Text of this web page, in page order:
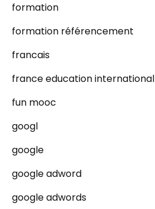
formation
formation référencement
francais
france education international
fun mooc
googl
google
google adword
google adwords